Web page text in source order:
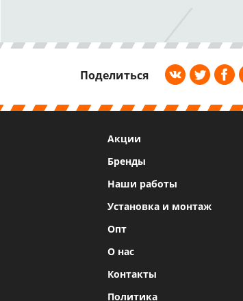
Поделиться
Акции
Бренды
Наши работы
Установка и монтаж
Опт
О нас
Контакты
Политика